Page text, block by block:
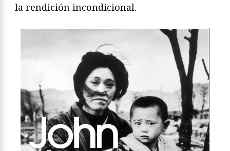
la rendición incondicional.